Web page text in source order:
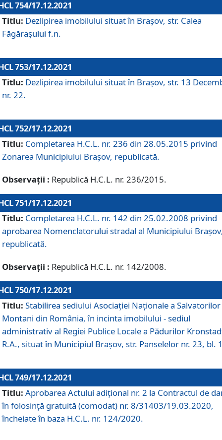
754/17.12.2021
Titlu: Dezlipirea imobilului situat în Brașov, str. Calea
Făgărașului f.n.
753/17.12.2021
Titlu: Dezlipirea imobilului situat în Brașov, str. 13
nr. 22.
752/17.12.2021
Titlu: Completarea H.C.L. nr. 236 din 28.05.2015 privind
Zonarea Municipiului Braşov, republicată.
Observații : Republică H.C.L. nr. 236/2015.
751/17.12.2021
Titlu: Completarea H.C.L. nr. 142 din 25.02.2008 privind
aprobarea Nomenclatorului stradal al Municipiului
republicată.
Observații : Republică H.C.L. nr. 142/2008.
750/17.12.2021
Titlu: Stabilirea sediului Asociației Naționale a Salvatorilor
Montani din România, în incinta imobilului - sediul
administrativ al Regiei Publice Locale a Pădurilor
R.A., situat în Municipiul Braşov, str. Panselelor nr. 23, bl.
749/17.12.2021
Titlu: Aprobarea Actului adițional nr. 2 la Contractul de
în folosință gratuită (comodat) nr. 8/31403/19.03.2020,
încheiate în baza H.C.L. nr. 124/2020.